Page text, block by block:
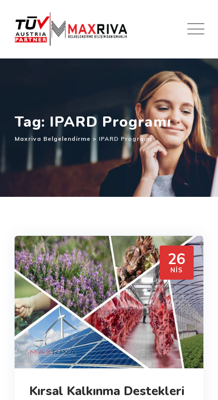
content
Tag: IPARD Programı
Maxriva Belgelendirme > IPARD Programı
26
NIS
Kırsal Kalkınma Destekleri